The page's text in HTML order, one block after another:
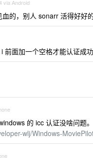
via Android
血的，别人 sonarr 活得好好
前面加一个空格才能认证成
的 icc 认证没啥问题
wlj/Windows-